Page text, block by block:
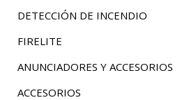
DETECCIÓN DE INCENDIO
FIRELITE
ANUNCIADORES Y ACCESORIOS
ACCESORIOS